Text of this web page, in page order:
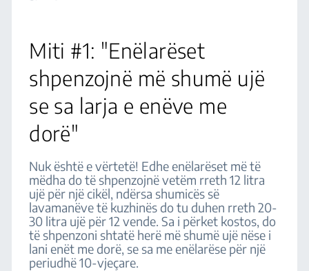
Miti #1: "Enëlarëset
shpenzojnë më shumë ujë
se sa larja e enëve me
dorë"
Nuk është e vërtetë! Edhe enëlarëset më të
mëdha do të shpenzojnë vetëm rreth 12 litra
ujë për një cikël, ndërsa shumicës së
lavamanëve të kuzhinës do tu duhen rreth 20-
30 litra ujë për 12 vende. Sa i përket kostos, do
të shpenzoni shtatë herë më shumë ujë nëse i
lani enët me dorë, se sa me enëlarëse për një
periudhë 10-vjeçare.